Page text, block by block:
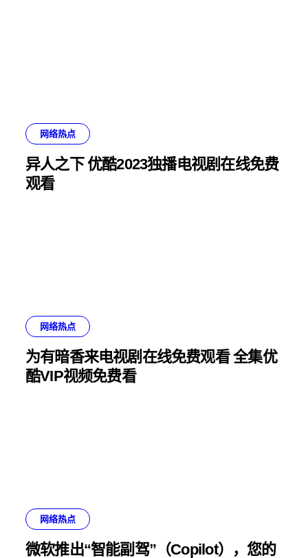
网络热点
异人之下 优酷2023独播电视剧在线免费
观看
网络热点
为有暗香来电视剧在线免费观看 全集优
酷VIP视频免费看
网络热点
微软推出“智能副驾”（Copilot），您的